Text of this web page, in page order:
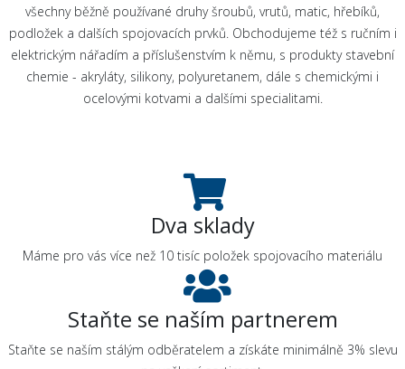
všechny běžně používané druhy šroubů, vrutů, matic, hřebíků,
podložek a dalších spojovacích prvků. Obchodujeme též s ručním i
elektrickým nářadím a příslušenstvím k němu, s produkty stavební
chemie - akryláty, silikony, polyuretanem, dále s chemickými i
ocelovými kotvami a dalšími specialitami.
Dva sklady
Máme pro vás více než 10 tisíc položek spojovacího materiálu
Staňte se naším partnerem
Staňte se naším stálým odběratelem a získáte minimálně 3% slevu